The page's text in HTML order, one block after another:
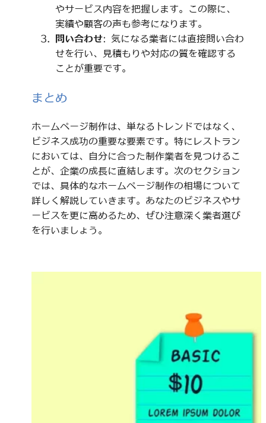
やサービス内容を把握します。この際に、
実績や顧客の声も参考になります。
問い合わせ: 気になる業者には直接問い合わ
せを行い、見積もりや対応の質を確認する
ことが重要です。
まとめ
ホームページ制作は、単なるトレンドではなく、
ビジネス成功の重要な要素です。特にレストラン
においては、自分に合った制作業者を見つけるこ
とが、企業の成長に直結します。次のセクション
では、具体的なホームページ制作の相場について
詳しく解説していきます。あなたのビジネスやサ
ービスを更に高めるため、ぜひ注意深く業者選び
を行いましょう。